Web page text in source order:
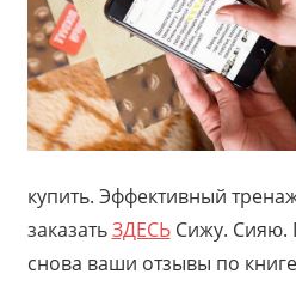
купить. Эффективный
заказатьЗДЕСЬСижу. Сияю.
снова ваши отзывы по